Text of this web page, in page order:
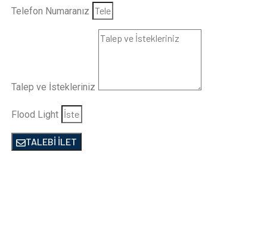
Telefon Numaranız
Talep ve İstekleriniz
Flood Light
TALEBİ İLET